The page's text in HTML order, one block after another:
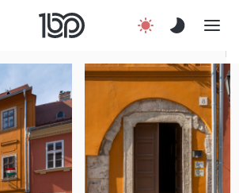
Csatlakozz!
Kapcsolat
En